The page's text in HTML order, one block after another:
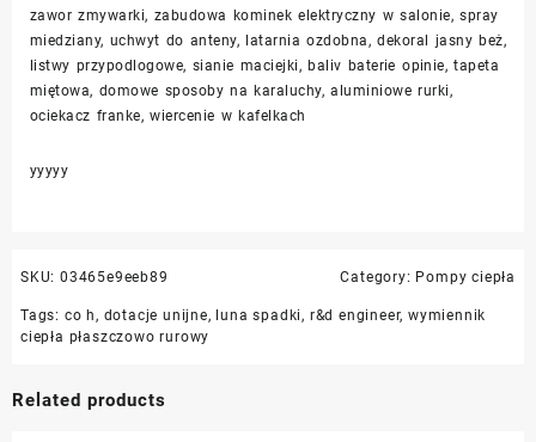
zawor zmywarki, zabudowa kominek elektryczny w salonie, spray
miedziany, uchwyt do anteny, latarnia ozdobna, dekoral jasny beż,
listwy przypodlogowe, sianie maciejki, baliv baterie opinie, tapeta
miętowa, domowe sposoby na karaluchy, aluminiowe rurki,
ociekacz franke, wiercenie w kafelkach
yyyyy
SKU: 03465e9eeb89 Category: Pompy ciepła
Tags: co h , dotacje unijne, luna spadki , r&d engineer,wymiennik
ciepła płaszczowo rurowy
Related products